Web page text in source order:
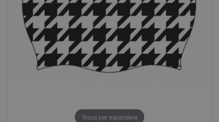
Tocca per espandere